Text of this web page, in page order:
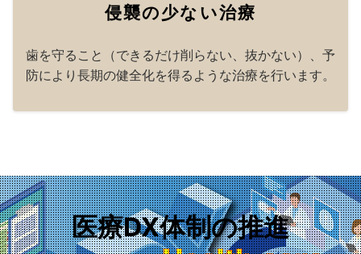
侵襲の少ない治療
歯を守ること（できるだけ削らない、抜かない）、予
防により長期の健全化を得るような治療を行います。
医療DX体制の推進